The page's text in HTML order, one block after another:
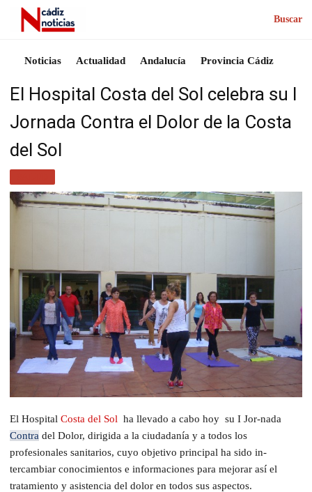
Buscar
Noticias Actualidad Andalucía Provincia Cádiz
El Hospital Costa del Sol celebra su I
Jornada Contra el Dolor de la Costa
del Sol
El Hospital Costa del Sol ha llevado a cabo hoy su I Jor-nada
Contra del Dolor, dirigida a la ciudadanía y a todos los
profesionales sanitarios, cuyo objetivo principal ha sido in-
tercambiar conocimientos e informaciones para mejorar así el
tratamiento y asistencia del dolor en todos sus aspectos.